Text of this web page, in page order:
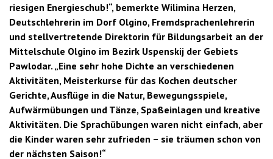
riesigen Energieschub!“, bemerkte Wilimina Herzen,
Deutschlehrerin im Dorf Olgino, Fremdsprachenlehrerin
und stellvertretende Direktorin für Bildungsarbeit an der
Mittelschule Olgino im Bezirk Uspenskij der Gebiets
Pawlodar. „Eine sehr hohe Dichte an verschiedenen
Aktivitäten, Meisterkurse für das Kochen deutscher
Gerichte, Ausflüge in die Natur, Bewegungsspiele,
Aufwärmübungen und Tänze, Spaßeinlagen und kreative
Aktivitäten. Die Sprachübungen waren nicht einfach, aber
die Kinder waren sehr zufrieden – sie träumen schon von
der nächsten Saison!“